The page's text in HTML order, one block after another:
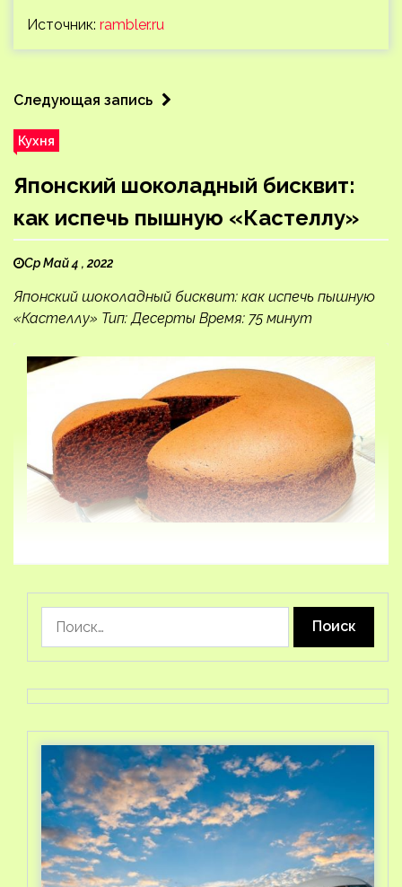
Источник: rambler.ru
Следующая запись
Кухня
Японский шоколадный бисквит:
как испечь пышную «Кастеллу»
Ср Май 4 , 2022
Японский шоколадный бисквит: как испечь пышную
«Кастеллу» Тип: Десерты Время: 75 минут